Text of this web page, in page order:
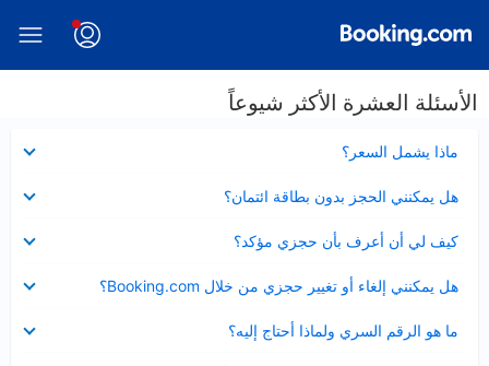
الأسئلة العشرة الأكثر شيوعاً
ماذا يشمل السعر؟
مصغر
هل يمكنني الحجز بدون بطاقة ائتمان؟
مصغر
كيف لي أن أعرف بأن حجزي مؤكد؟
مصغر
هل يمكنني إلغاء أو تغيير حجزي من خلال Booking.com؟
مصغر
ما هو الرقم السري ولماذا أحتاج إليه؟
مصغر
عرض